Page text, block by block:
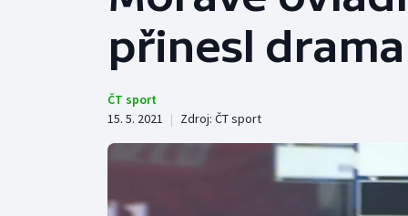
Curling
Dostihy
Golf
přinesl drama
ČT sport
15. 5. 2021 | Zdroj: ČT sport